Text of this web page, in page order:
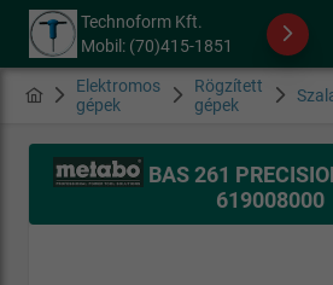
Technoform Kft.
Mobil: (70)415-1851
Elektromos
gépek
Rögzített
gépek
BAS 261
619008000